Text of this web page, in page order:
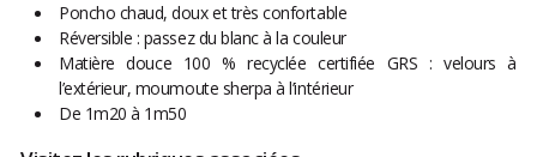
Poncho chaud, doux et très confortable
Réversible : passez du blanc à la couleur
Matière douce 100 % recyclée certifiée GRS : velours à
l’extérieur, moumoute sherpa à l’intérieur
De 1m20 à 1m50